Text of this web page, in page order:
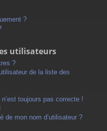
?
utilisateurs
?
de la liste des
toujours pas correcte !
de mon nom d’utilisateur ?